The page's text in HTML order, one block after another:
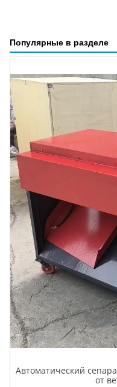
Популярные в разделе
Автоматический
от